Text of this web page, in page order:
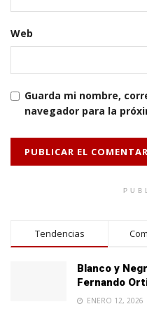
Web
Guarda mi nombre,
navegador para la
Tendencias
Blanco y
Fernando
ENERO 12, 2026